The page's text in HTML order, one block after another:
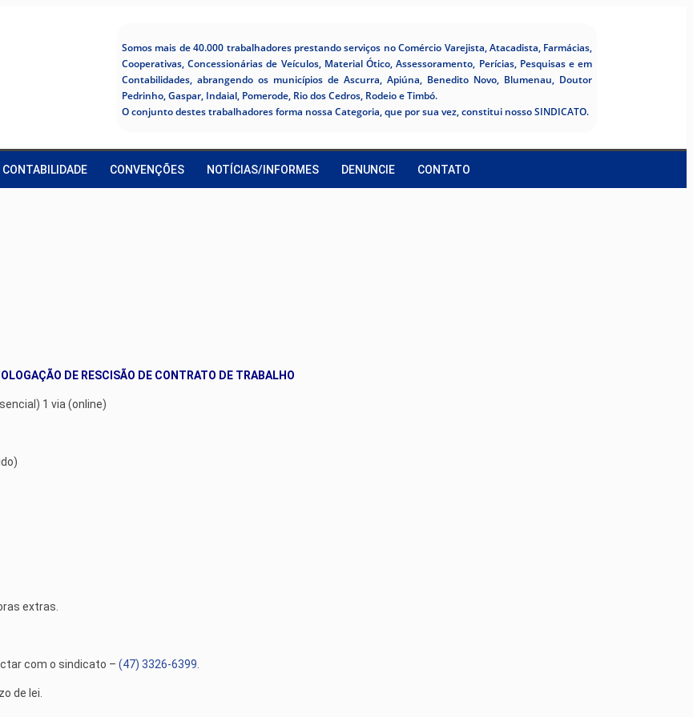
Somos mais de 40.000 trabalhadores prestando serviços no Comércio Varejista, Atacadista, Farmácias,
Cooperativas, Concessionárias de Veículos, Material Ótico, Assessoramento, Perícias, Pesquisas e em
Contabilidades, abrangendo os municípios de Ascurra, Apiúna, Benedito Novo, Blumenau, Doutor
Pedrinho, Gaspar, Indaial, Pomerode, Rio dos Cedros, Rodeio e Timbó.
O conjunto destes trabalhadores forma nossa Categoria, que por sua vez, constitui nosso SINDICATO.
CONTABILIDADE CONVENÇÕES NOTÍCIAS/INFORMES DENUNCIE CONTATO
DE RESCISÃO DE CONTRATO DE TRABALHO
1 via (online)
extras.
com o sindicato – (47) 3326-6399
de lei.